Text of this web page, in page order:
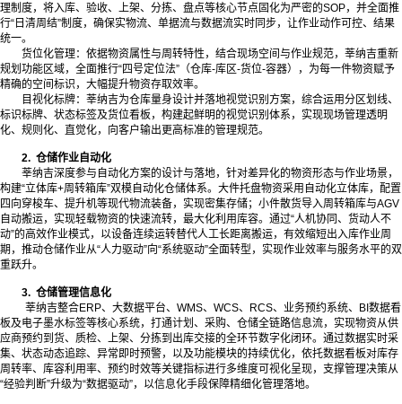
理制度，将入库、验收、上架、分拣、盘点等核心节点固化为严密的SOP，并全面推
行“日清周结”制度，确保实物流、单据流与数据流实时同步，让作业动作可控、结果
统一。
货位化管理：依据物资属性与周转特性，结合现场空间与作业规范，莘纳吉重新
规划功能区域，全面推行“四号定位法”（仓库-库区-货位-容器），为每一件物资赋予
精确的空间标识，大幅提升物资存取效率。
目视化标牌：莘纳吉为仓库量身设计并落地视觉识别方案，综合运用分区划线、
标识标牌、状态标签及货位看板，构建起鲜明的视觉识别体系，实现现场管理透明
化、规则化、直觉化，向客户输出更高标准的管理规范。
2. 仓储作业自动化
莘纳吉深度参与自动化方案的设计与落地，针对差异化的物资形态与作业场景，
构建“立体库+周转箱库”双模自动化仓储体系。大件托盘物资采用自动化立体库，配置
四向穿梭车、提升机等现代物流装备，实现密集存储；小件散货导入周转箱库与AGV
自动搬运，实现轻载物资的快速流转，最大化利用库容。通过“人机协同、货动人不
动”的高效作业模式，以设备连续运转替代人工长距离搬运，有效缩短出入库作业周
期，推动仓储作业从“人力驱动”向“系统驱动”全面转型，实现作业效率与服务水平的双
重跃升。
3. 仓储管理信息化
莘纳吉整合ERP、大数据平台、WMS、WCS、RCS、业务预约系统、BI数据看
板及电子墨水标签等核心系统，打通计划、采购、仓储全链路信息流，实现物资从供
应商预约到货、质检、上架、分拣到出库交接的全环节数字化闭环。通过数据实时采
集、状态动态追踪、异常即时预警，以及功能模块的持续优化，依托数据看板对库存
周转率、库容利用率、预约时效等关键指标进行多维度可视化呈现，支撑管理决策从
“经验判断”升级为“数据驱动”，以信息化手段保障精细化管理落地。